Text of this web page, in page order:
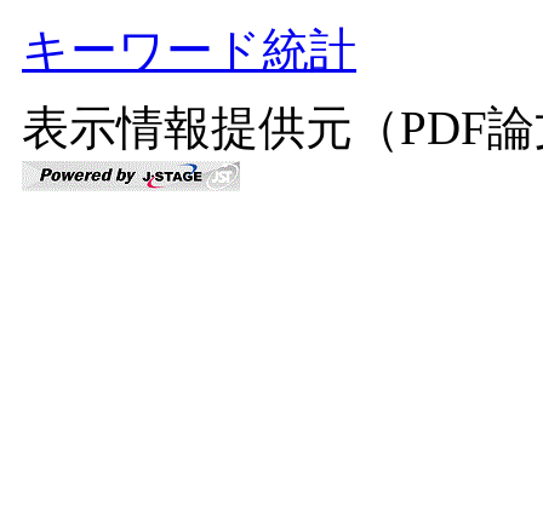
キーワード統計
表示情報提供元（PDF